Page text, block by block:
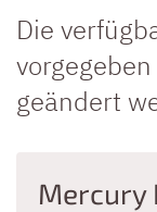
Die
geändert
Mercury